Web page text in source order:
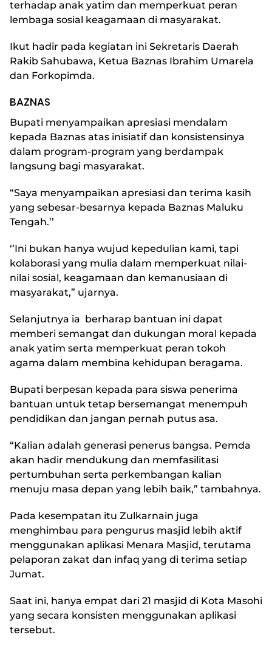
terhadap anak yatim dan memperkuat peran
lembaga sosial keagamaan di masyarakat.
Ikut hadir pada kegiatan ini Sekretaris Daerah
Rakib Sahubawa, Ketua Baznas Ibrahim Umarela
dan Forkopimda.
BAZNAS
Bupati menyampaikan apresiasi mendalam
kepada Baznas atas inisiatif dan konsistensinya
dalam program-program yang berdampak
langsung bagi masyarakat.
“Saya menyampaikan apresiasi dan terima kasih
yang sebesar-besarnya kepada Baznas Maluku
Tengah.’’
‘’Ini bukan hanya wujud kepedulian kami, tapi
kolaborasi yang mulia dalam memperkuat nilai-
nilai sosial, keagamaan dan kemanusiaan di
masyarakat,” ujarnya.
Selanjutnya ia berharap bantuan ini dapat
memberi semangat dan dukungan moral kepada
anak yatim serta memperkuat peran tokoh
agama dalam membina kehidupan beragama.
Bupati berpesan kepada para siswa penerima
bantuan untuk tetap bersemangat menempuh
pendidikan dan jangan pernah putus asa.
“Kalian adalah generasi penerus bangsa. Pemda
akan hadir mendukung dan memfasilitasi
pertumbuhan serta perkembangan kalian
menuju masa depan yang lebih baik,” tambahnya.
Pada kesempatan itu Zulkarnain juga
menghimbau para pengurus masjid lebih aktif
menggunakan aplikasi Menara Masjid, terutama
pelaporan zakat dan infaq yang di terima setiap
Jumat.
Saat ini, hanya empat dari 21 masjid di Kota Masohi
yang secara konsisten menggunakan aplikasi
tersebut.